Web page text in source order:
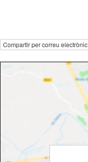
Compartir per correu electrònic